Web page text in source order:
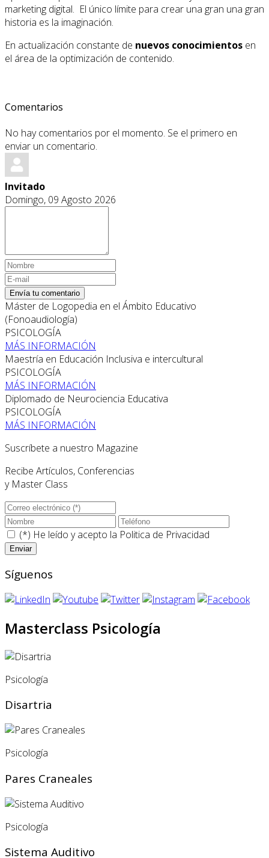
marketing digital. El único límite para crear una gran una gran
historia es la imaginación.
En actualización constante de nuevos conocimientos en
el área de la optimización de contenido.
Comentarios
No hay comentarios por el momento. Se el primero en
enviar un comentario.
Invitado
Domingo, 09 Agosto 2026
Envía tu comentario
Máster de Logopedia en el Ámbito Educativo
(Fonoaudiología)
PSICOLOGÍA
MÁS INFORMACIÓN
Maestría en Educación Inclusiva e intercultural
PSICOLOGÍA
MÁS INFORMACIÓN
Diplomado de Neurociencia Educativa
PSICOLOGÍA
MÁS INFORMACIÓN
Suscríbete a nuestro Magazine
Recibe Artículos, Conferencias
y Master Class
(*) He leído y acepto la Politica de Privacidad
Síguenos
Masterclass Psicología
Psicología
Disartria
Psicología
Pares Craneales
Psicología
Sistema Auditivo